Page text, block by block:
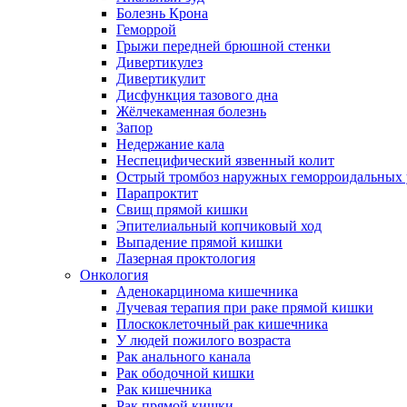
Болезнь Крона
Геморрой
Грыжи передней брюшной стенки
Дивертикулез
Дивертикулит
Дисфункция тазового дна
Жёлчекаменная болезнь
Запор
Недержание кала
Неспецифический язвенный колит
Острый тромбоз наружных геморроидальных
Парапроктит
Свищ прямой кишки
Эпителиальный копчиковый ход
Выпадение прямой кишки
Лазерная проктология
Онкология
Аденокарцинома кишечника
Лучевая терапия при раке прямой кишки
Плоскоклеточный рак кишечника
У людей пожилого возраста
Рак анального канала
Рак ободочной кишки
Рак кишечника